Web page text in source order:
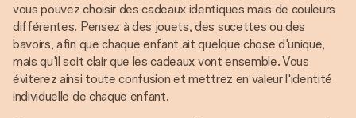
vous pouvez choisir des cadeaux identiques mais de couleurs
différentes. Pensez à des jouets, des sucettes ou des
bavoirs, afin que chaque enfant ait quelque chose d'unique,
mais qu'il soit clair que les cadeaux vont ensemble. Vous
éviterez ainsi toute confusion et mettrez en valeur l'identité
individuelle de chaque enfant.